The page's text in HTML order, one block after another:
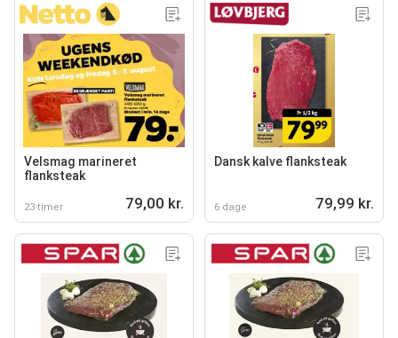
Velsmag marineret
flanksteak
23 timer 79,00 kr.
Dansk kalve flanksteak
6 dage 79,99 kr.